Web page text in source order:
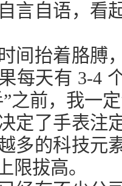
言自语，看
间抬着胳膊
每天有 3-4
之前，我一
定了手表注
多的科技元
限拔高。